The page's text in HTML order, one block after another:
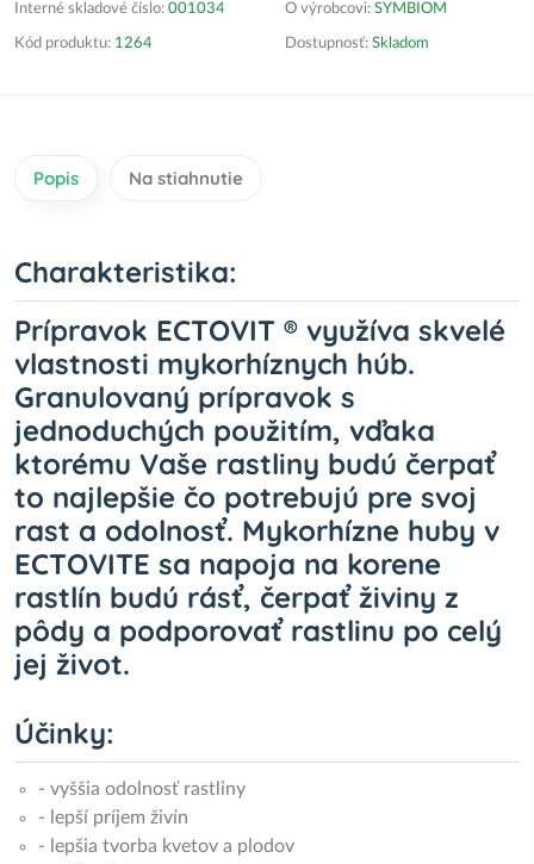
Interné skladové číslo: 001034
Kód produktu: 1264
O výrobcovi: SYMBIOM
Dostupnosť: Skladom
Popis Na stiahnutie
Charakteristika:
Prípravok ECTOVIT ® využíva skvelé
vlastnosti mykorhíznych húb.
Granulovaný prípravok s
jednoduchých použitím, vďaka
ktorému Vaše rastliny budú čerpať
to najlepšie čo potrebujú pre svoj
rast a odolnosť. Mykorhízne huby v
ECTOVITE sa napoja na korene
rastlín budú rásť, čerpať živiny z
pôdy a podporovať rastlinu po celý
jej život.
Účinky:
- vyššia odolnosť rastliny
- lepší príjem živín
- lepšia tvorba kvetov a plodov